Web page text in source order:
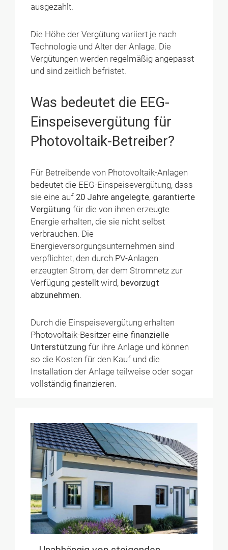
ausgezahlt.
Die Höhe der Vergütung variiert je nach
Technologie und Alter der Anlage. Die
Vergütungen werden regelmäßig angepasst
und sind zeitlich befristet.
Was bedeutet die EEG-
Einspeisevergütung für
Photovoltaik-Betreiber?
Für Betreibende von Photovoltaik-Anlagen
bedeutet die EEG-Einspeisevergütung, dass
sie eine auf 20 Jahre angelegte, garantierte
Vergütung für die von ihnen erzeugte
Energie erhalten, die sie nicht selbst
verbrauchen. Die
Energieversorgungsunternehmen sind
verpflichtet, den durch PV-Anlagen
erzeugten Strom, der dem Stromnetz zur
Verfügung gestellt wird, bevorzugt
abzunehmen.
Durch die Einspeisevergütung erhalten
Photovoltaik-Besitzer eine finanzielle
Unterstützung für ihre Anlage und können
so die Kosten für den Kauf und die
Installation der Anlage teilweise oder sogar
vollständig finanzieren.